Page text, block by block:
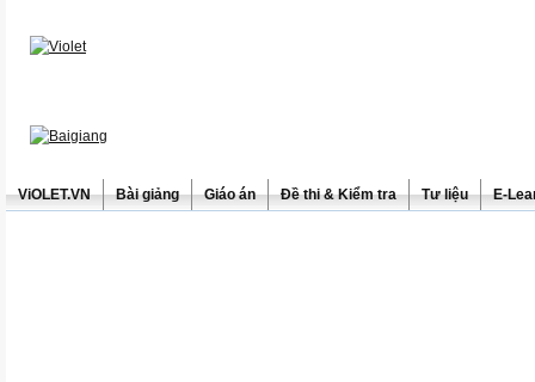
ViOLET.VN Bài giảng Giáo án Đề thi & Kiểm tra Tư liệu E-